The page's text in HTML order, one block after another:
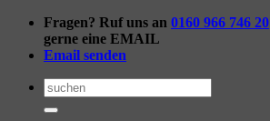
Zum
springen
Fragen? Ruf uns an 0160 966 746 20
gerne eine EMAIL
Email senden
Suchen
nach: